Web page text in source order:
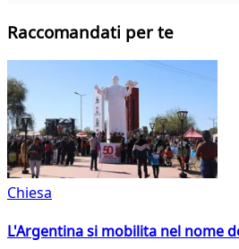
Raccomandati per te
Chiesa
L'Argentina si mobilita nel nome